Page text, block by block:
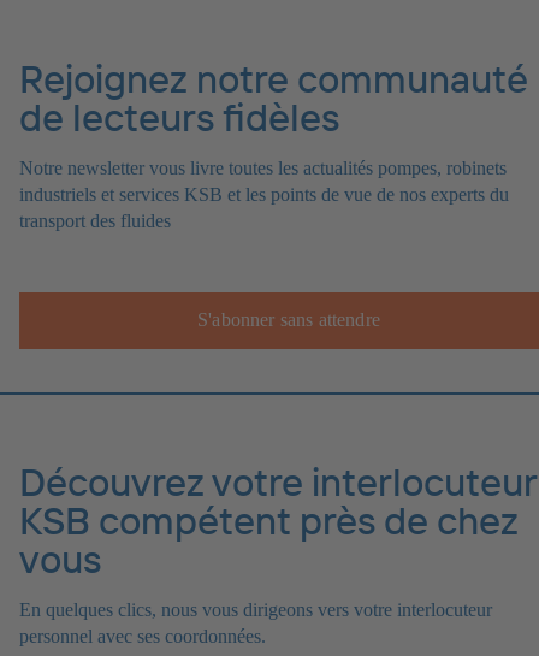
Rejoignez notre communauté
de lecteurs fidèles
Notre newsletter vous livre toutes les actualités pompes, robinets
industriels et services KSB et les points de vue de nos experts du
transport des fluides
S'abonner sans attendre
Découvrez votre interlocuteur
KSB compétent près de chez
vous
En quelques clics, nous vous dirigeons vers votre interlocuteur
personnel avec ses coordonnées.